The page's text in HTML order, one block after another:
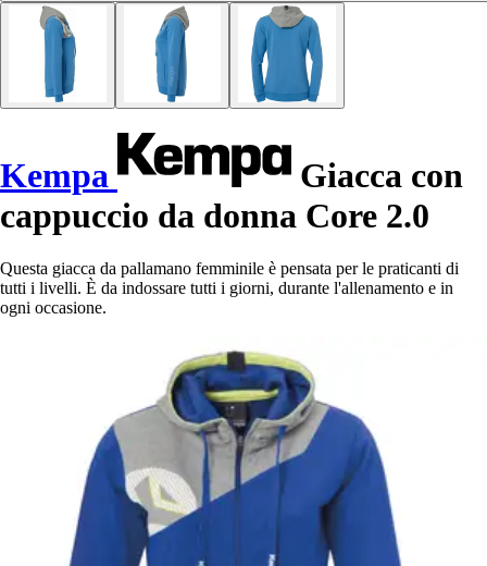
Kempa
Giacca con
cappuccio da donna Core 2.0
Questa giacca da pallamano femminile è pensata per le praticanti di
tutti i livelli. È da indossare tutti i giorni, durante l'allenamento e in
ogni occasione.